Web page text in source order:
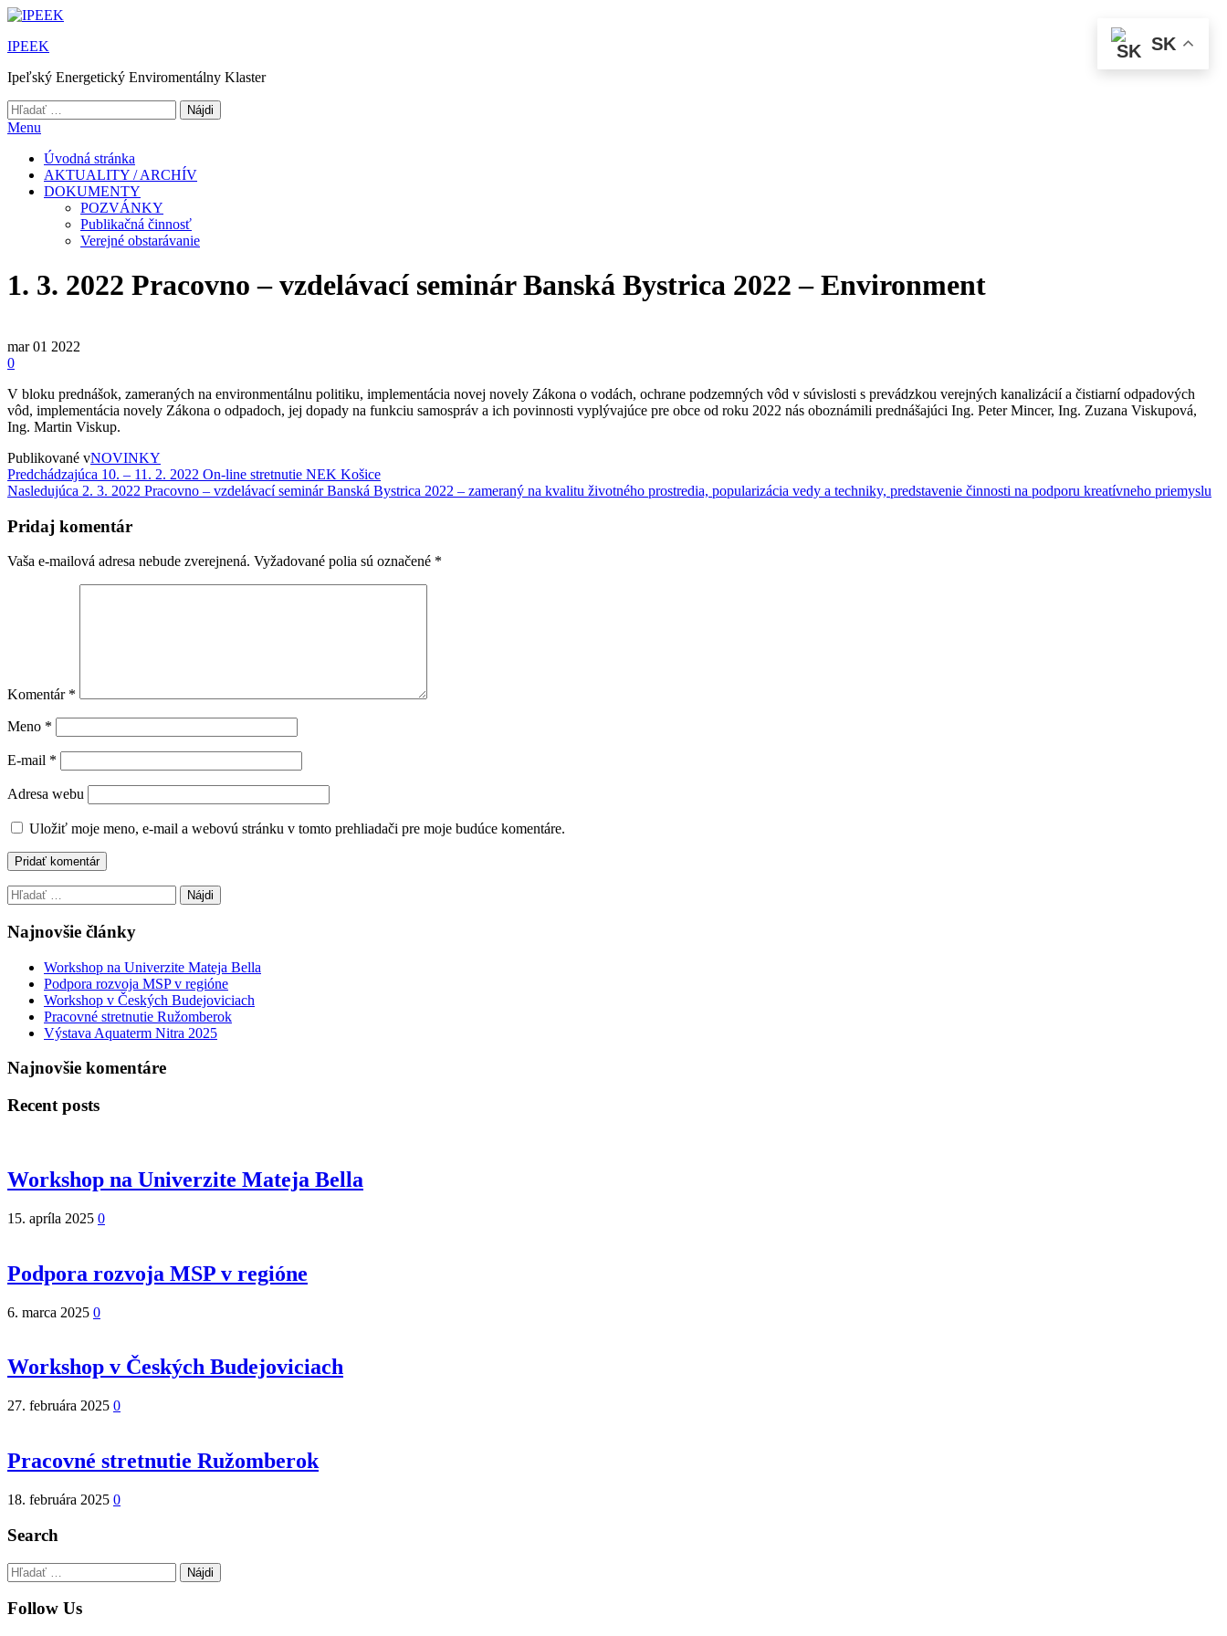
Preskočiť
obsah
IPEEK
Ipeľský Energetický Enviromentálny Klaster
Hľadať:
Menu
Úvodná stránka
AKTUALITY / ARCHÍV
DOKUMENTY
POZVÁNKY
Publikačná činnosť
Verejné obstarávanie
1. 3. 2022 Pracovno – vzdelávací seminár Banská Bystrica 2022 – Environment
mar01 2022
0
V bloku prednášok, zameraných na environmentálnu politiku, implementácia novej novely Zákona o vodách, ochrane podzemných vôd v súvislosti s prevádzkou verejných kanalizácií a čistiarní odpadových
vôd, implementácia novely Zákona o odpadoch, jej dopady na funkciu samospráv a ich povinnosti vyplývajúce pre obce od roku 2022 nás oboznámili prednášajúci Ing. Peter Mincer, Ing. Zuzana Viskupová,
Ing. Martin Viskup.
Publikované vNOVINKY
Navigácia
v
článku
Predchádzajúci
príspevok
Predchádzajúca 10. – 11. 2. 2022 On-line stretnutie NEK Košice
Nasledujúci
Nasledujúca 2. 3. 2022 Pracovno – vzdelávací seminár Banská Bystrica 2022 – zameraný na kvalitu životného prostredia, popularizácia vedy a techniky, predstavenie činnosti na podporu kreatívneho priemyslu
Pridaj komentár
Vaša e-mailová adresa nebude zverejnená. Vyžadované polia sú označené *
Komentár *
Meno *
E-mail *
Adresa webu
Uložiť moje meno, e-mail a webovú stránku v tomto prehliadači pre moje budúce komentáre.
Hľadať:
Najnovšie články
Workshop na Univerzite Mateja Bella
Podpora rozvoja MSP v regióne
Workshop v Českých Budejoviciach
Pracovné stretnutie Ružomberok
Výstava Aquaterm Nitra 2025
Najnovšie komentáre
Recent posts
Workshop na Univerzite Mateja Bella
15. apríla 2025 0
Podpora rozvoja MSP v regióne
6. marca 2025 0
Workshop v Českých Budejoviciach
27. februára 2025 0
Pracovné stretnutie Ružomberok
18. februára 2025 0
Search
Hľadať:
Follow Us
SK